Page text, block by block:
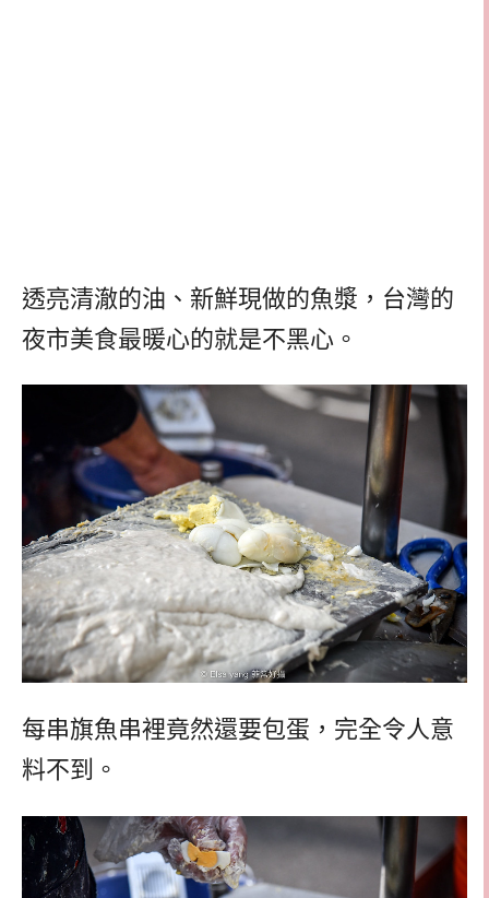
透亮清澈的油、新鮮現做的魚漿，台灣的
夜市美食最暖心的就是不黑心。
每串旗魚串裡竟然還要包蛋，完全令人意
料不到。